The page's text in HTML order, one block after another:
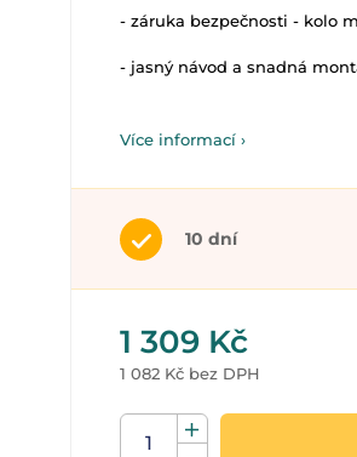
- záruka bezpečnosti - kolo
- jasný návod a snadná
Více informací ›
10 dní
1 309 Kč
1 082 Kč bez DPH